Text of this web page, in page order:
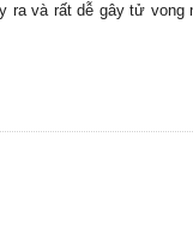
ra và rất dễ gây tử vong